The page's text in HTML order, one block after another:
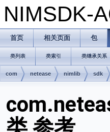
NIMSDK-
首页 相关页面 包
类列表 类索引 类继承关系
com netease nimlib sdk